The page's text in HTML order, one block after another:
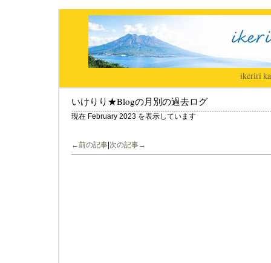
ikeriri|
いけりり★Blogの月別の過去ログ
現在 February 2023 を表示しています
←前の記事 次の記事→